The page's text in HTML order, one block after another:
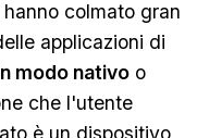
colmato gran
applicazioni di
modo nativo o
che l'utente
è un dispositivo